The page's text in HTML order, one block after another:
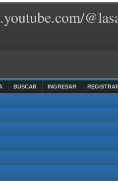
BUSCAR INGRESAR